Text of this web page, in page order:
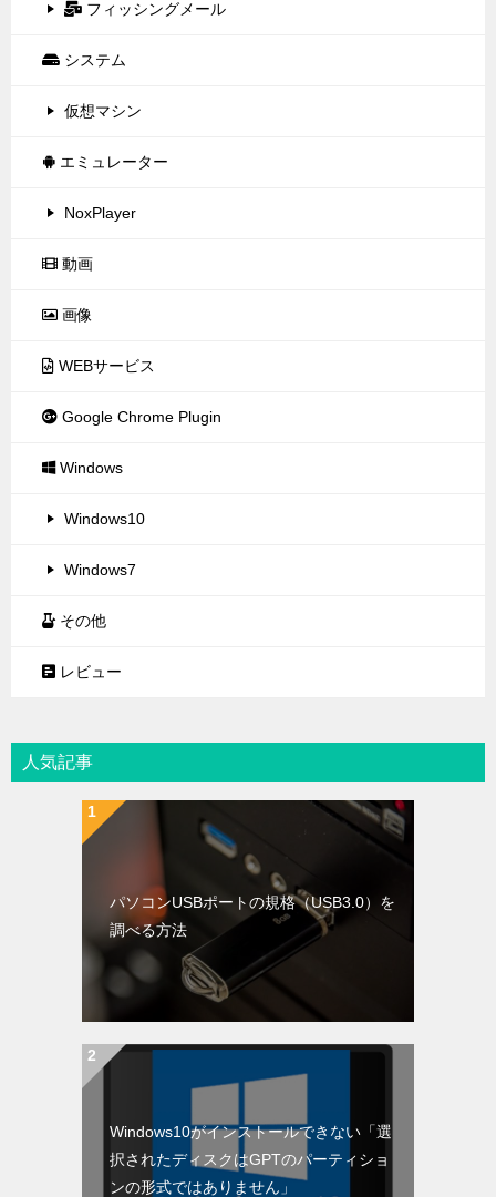
フィッシングメール
システム
仮想マシン
エミュレーター
NoxPlayer
動画
画像
WEBサービス
Google Chrome Plugin
Windows
Windows10
Windows7
その他
レビュー
人気記事
パソコンUSBポートの規格（USB3.0）を
調べる方法
Windows10がインストールできない「選
択されたディスクはGPTのパーティショ
ンの形式ではありません」